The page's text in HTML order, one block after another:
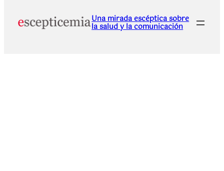
Una mirada escéptica sobre
la salud y la comunicación